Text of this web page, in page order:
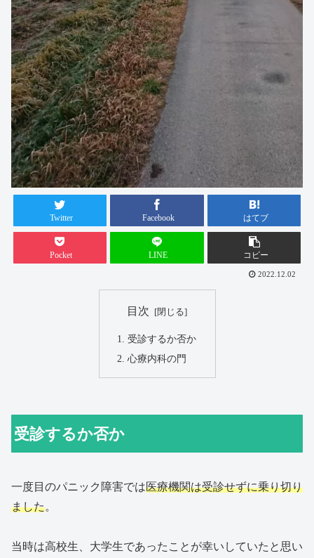
Twitter Facebook はてブ
Pocket LINE コピー
2022.12.02
目次
受診するか否か
心療内科の門
受診するか否か
一度目のパニック障害では医療機関は受診せずに乗り切り
ました。
当時は高校生、大学生であったことが幸いしていたと思い